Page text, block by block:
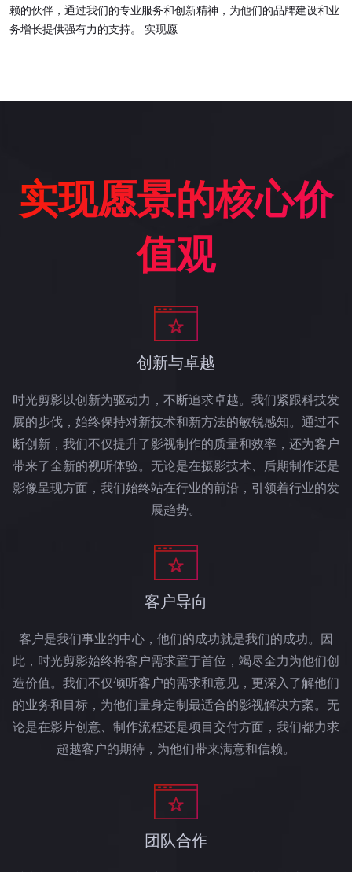
赖的伙伴，通过我们的专业服务和创新精神，为他们的品牌建设和业
务增长提供强有力的支持。 实现愿
实现愿景的核心价
值观
创新与卓越
时光剪影以创新为驱动力，不断追求卓越。我们紧跟科技发
展的步伐，始终保持对新技术和新方法的敏锐感知。通过不
断创新，我们不仅提升了影视制作的质量和效率，还为客户
带来了全新的视听体验。无论是在摄影技术、后期制作还是
影像呈现方面，我们始终站在行业的前沿，引领着行业的发
展趋势。
客户导向
客户是我们事业的中心，他们的成功就是我们的成功。因
此，时光剪影始终将客户需求置于首位，竭尽全力为他们创
造价值。我们不仅倾听客户的需求和意见，更深入了解他们
的业务和目标，为他们量身定制最适合的影视解决方案。无
论是在影片创意、制作流程还是项目交付方面，我们都力求
超越客户的期待，为他们带来满意和信赖。
团队合作